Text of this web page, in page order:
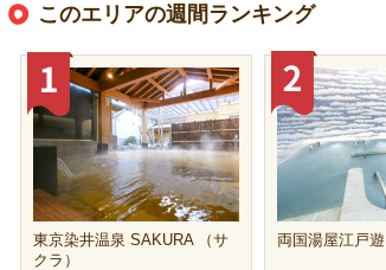
このエリアの週間ランキング
東京染井温泉 SAKURA （サ
クラ）
両国湯屋江戸遊